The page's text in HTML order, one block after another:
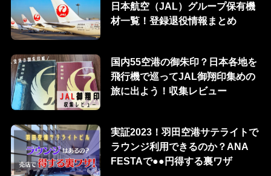
日本航空（JAL）グループ保有機
材一覧！登録退役情報まとめ
国内55空港の御朱印？日本各地を
飛行機で巡ってJAL御翔印集めの
旅に出よう！収集レビュー
実証2023！羽田空港サテライトで
ラウンジ利用できるのか？ANA
FESTAで●●円得する裏ワザ